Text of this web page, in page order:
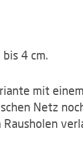
4 cm.
mit
Netz